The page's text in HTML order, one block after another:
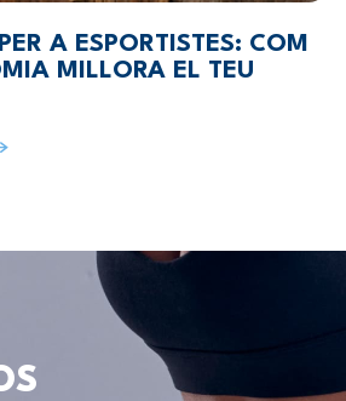
A ESPORTISTES: COM
MILLORA EL TEU